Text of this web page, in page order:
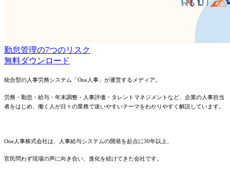
勤怠管理の7つのリスク
無料ダウンロード
統合型の人事労務システム「One人事」が運営するメディア。
労務・勤怠・給与・年末調整・人事評価・タレントマネジメントなど、 企業の人事担当
者をはじめ、 働く人が日々の業務で迷いやすいテーマをわかりやすく解説しています。
One人事株式会社は、人事給与システムの開発を起点に30年以上、
官民問わず現場の声に向き合い、 進化を続けてきた会社です。